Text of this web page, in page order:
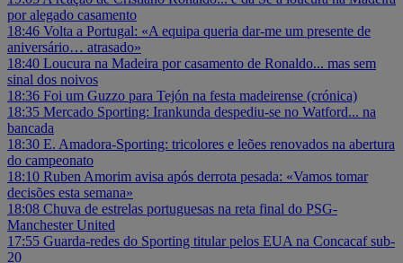
por alegado casamento
18:46 Volta a Portugal: «A equipa queria dar-me um presente de
aniversário… atrasado»
18:40 Loucura na Madeira por casamento de Ronaldo... mas sem
sinal dos noivos
18:36 Foi um Guzzo para Tejón na festa madeirense (crónica)
18:35 Mercado Sporting: Irankunda despediu-se no Watford... na
bancada
18:30 E. Amadora-Sporting: tricolores e leões renovados na abertura
do campeonato
18:10 Ruben Amorim avisa após derrota pesada: «Vamos tomar
decisões esta semana»
18:08 Chuva de estrelas portuguesas na reta final do PSG-
Manchester United
17:55 Guarda-redes do Sporting titular pelos EUA na Concacaf sub-
20